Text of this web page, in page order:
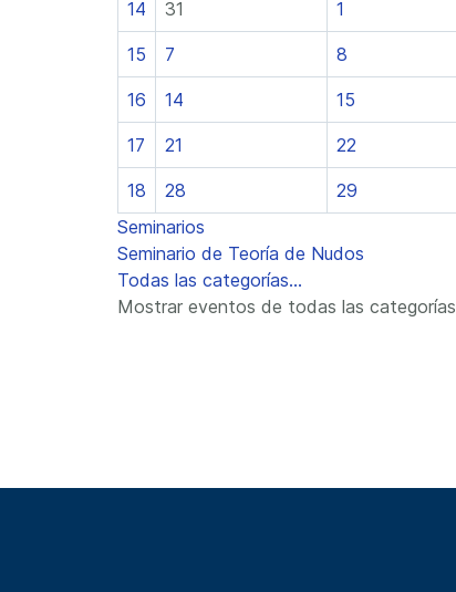
14 31 1
15 7 8
16 14 15
17 21 22
18 28 29
Seminarios
Seminario de Teoría de Nudos
Todas las categorías...
Mostrar eventos de todas las categorías